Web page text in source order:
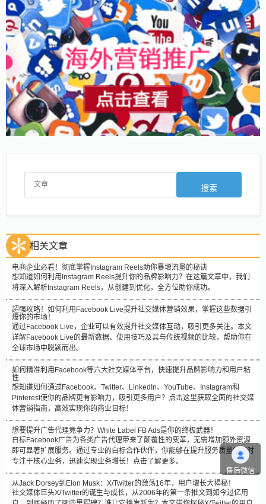
相关文章
电商企业必看！彻底掌握Instagram Reels助你暴增流量的秘诀
想知道如何利用Instagram Reels提升你的品牌影响力？在这篇文章中，我们
将深入解析Instagram Reels，从创建到优化，全方位助你成功。
超强攻略！如何利用Facebook Live提升社交媒体营销效果，掌握这些数据引
爆你的市场！
通过Facebook Live，企业可以有效提升社交媒体互动，吸引更多关注。本文
详解Facebook Live的最新数据、使用技巧及其与传统视频的比较，帮助你在
全球市场中脱颖而出。
如何精准利用Facebook等六大社交媒体平台，快速提升品牌影响力和用户粘
性
想知道如何通过Facebook、Twitter、LinkedIn、YouTube、Instagram和
Pinterest使你的品牌更有影响力，吸引更多用户？点击这里获取全面的社交媒
体营销指南，高效实现你的商业目标！
想要提升广告代理竞争力？White Label FB Ads是你的终极武器！
白标Facebook广告为各类广告代理带来了颠覆性的变革，无需增加额外资源
即可显著扩展服务。通过专业的白标合作伙伴，你能够在提升服务质量的同时
专注于核心业务，迅速实现业务增长！点击了解更多。
从Jack Dorsey到Elon Musk：X/Twitter的激荡16年，用户增长大揭秘！
社交媒体巨头X/Twitter的诞生与成长，从2006年的第一条推文到如今过亿用
售后微信